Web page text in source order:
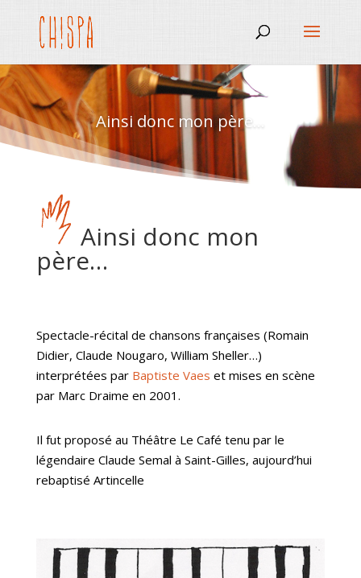
Ainsi donc mon père...
Ainsi donc mon
père…
Spectacle-récital de chansons françaises (Romain
Didier, Claude Nougaro, William Sheller…)
interprétées par Baptiste Vaes et mises en scène
par Marc Draime en 2001.
Il fut proposé au Théâtre Le Café tenu par le
légendaire Claude Semal à Saint-Gilles, aujourd’hui
rebaptisé Artincelle